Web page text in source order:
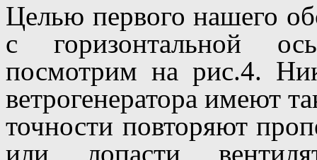
Целью первого нашего
с горизонтальной
посмотрим на рис.4.
ветрогенератора имеют
точности повторяют
или лопасти